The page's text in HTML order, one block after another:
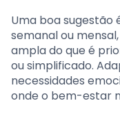
Uma boa sugestão
semanal ou
ampla do que é
ou simplificado.
necessidades
onde o bem-estar